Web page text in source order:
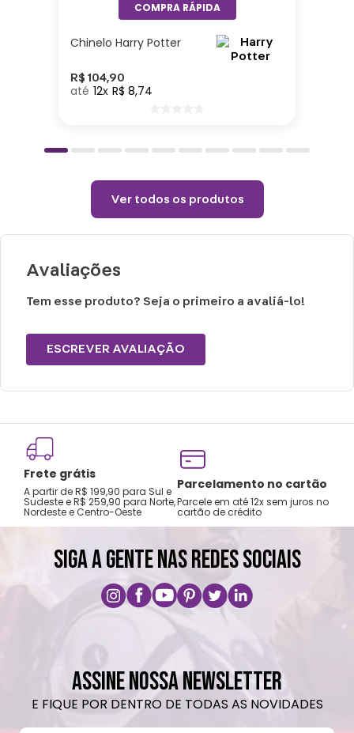
Toalha Aberta: 70cm x 140cm
Material: Poliéster
Cuidados e recomendações de uso:
Não alvejar.
secadora.
Não limpar a seco.
Chinelo Harry Potter
R$ 104,90
12 R$ 8,74
Ver todos os produtos
Avaliações
Tem esse produto? Seja o primeiro a avaliá-lo!
ESCREVER AVALIAÇÃO
Frete grátis
A partir de R$ 199,90 para Sul e
Sudeste e R$ 259,90 para Norte,
Nordeste e Centro-Oeste
Parcelamento no cartão
Parcele em até 12x sem juros no
cartão de crédito
SIGA A GENTE NAS REDES SOCIAIS
ASSINE NOSSA NEWSLETTER
E FIQUE POR DENTRO DE TODAS AS NOVIDADES